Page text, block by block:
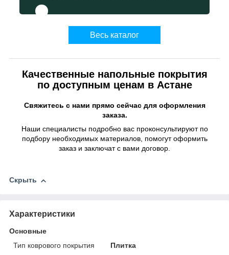
Весь каталог
Качественные напольные покрытия
по доступным ценам в Астане
Свяжитесь с нами прямо сейчас для оформления
заказа.
Наши специалисты подробно вас проконсультируют по
подбору необходимых материалов, помогут оформить
заказ и заключат с вами договор.
Скрыть
Характеристики
Основные
Тип коврового покрытия
Плитка